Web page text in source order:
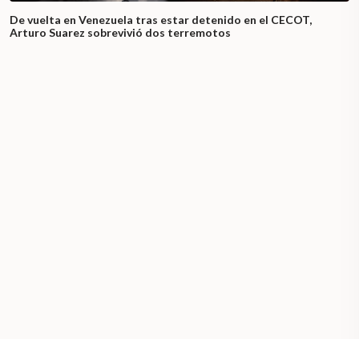
De vuelta en Venezuela tras estar detenido en el CECOT,
Arturo Suarez sobrevivió dos terremotos